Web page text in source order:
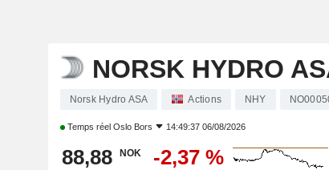
NORSK HYDRO
Norsk Hydro ASA Actions NHY
Temps réel Oslo Bors 14:49:37 06/08/2026
88,88 NOK -2,37 %